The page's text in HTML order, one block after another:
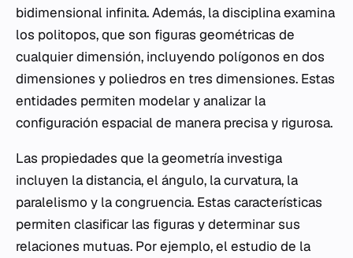
bidimensional infinita. Además, la disciplina examina
los politopos, que son figuras geométricas de
cualquier dimensión, incluyendo polígonos en dos
dimensiones y poliedros en tres dimensiones. Estas
entidades permiten modelar y analizar la
configuración espacial de manera precisa y rigurosa.
Las propiedades que la geometría investiga
incluyen la distancia, el ángulo, la curvatura, la
paralelismo y la congruencia. Estas características
permiten clasificar las figuras y determinar sus
relaciones mutuas. Por ejemplo, el estudio de la